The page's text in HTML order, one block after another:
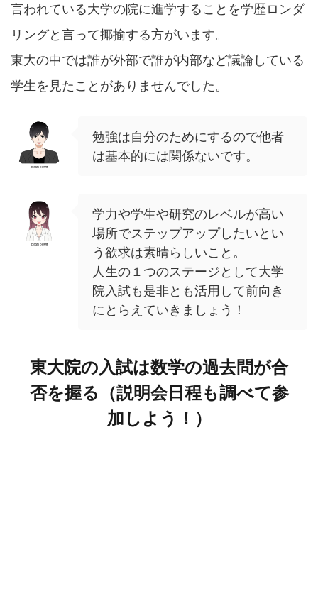
言われている大学の院に進学することを学歴ロンダ
リングと言って揶揄する方がいます。
東大の中では誰が外部で誰が内部など議論している
学生を見たことがありませんでした。
勉強は自分のためにするので他者
は基本的には関係ないです。
学力や学生や研究のレベルが高い
場所でステップアップしたいとい
う欲求は素晴らしいこと。
人生の１つのステージとして大学
院入試も是非とも活用して前向き
にとらえていきましょう！
東大院の入試は数学の過去問が合
否を握る（説明会日程も調べて参
加しよう！）